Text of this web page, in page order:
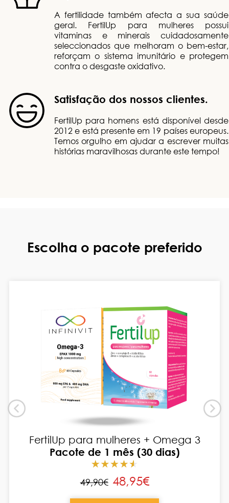
A fertilidade também afecta a sua saúde
geral. FertilUp para mulheres possui
vitaminas e minerais cuidadosamente
seleccionados que melhoram o bem-estar,
reforçam o sistema imunitário e protegem
contra o desgaste oxidativo.
Satisfação dos nossos clientes.
FertilUp para homens está disponível desde
2012 e está presente em 19 países europeus.
Temos orgulho em ajudar a escrever muitas
histórias maravilhosas durante este tempo!
Escolha o pacote preferido
FertilUp para mulheres + Omega 3
Pacote de 1 mês (30 dias)
49,90€ 48,95€